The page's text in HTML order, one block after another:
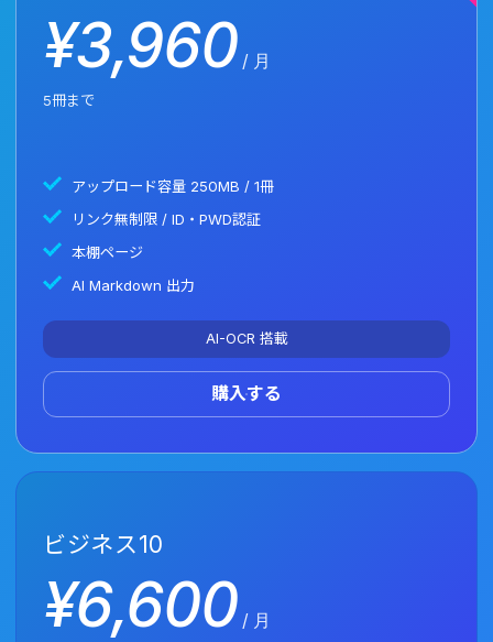
¥3,960 / 月
5冊まで
アップロード容量 250MB / 1冊
リンク無制限 / ID・PWD認証
本棚ページ
AI Markdown 出力
AI-OCR 搭載
購入する
ビジネス10
¥6,600 / 月